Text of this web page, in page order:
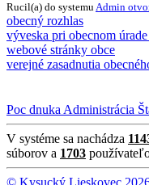
Rucil(a) do systemuAdmin
obecný rozhlas
výveska pri obecnom
webové stránky obce
verejné zasadnutia
Poc dnuka Administrácia
V systéme sa nachádza
súborov a 1703